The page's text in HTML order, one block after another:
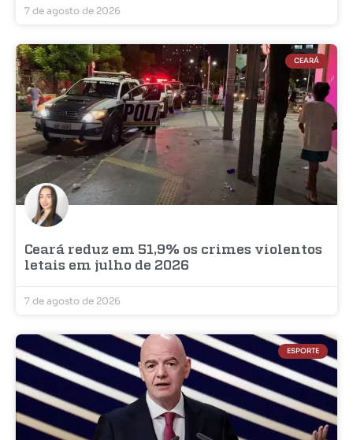
7 de agosto de 2026
CEARÁ
Ceará reduz em 51,9% os crimes violentos
letais em julho de 2026
7 de agosto de 2026
ESPORTE